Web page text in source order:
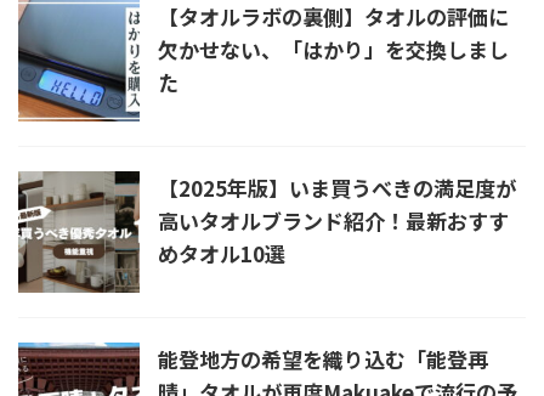
【タオルラボの裏側】タオルの評価に
欠かせない、「はかり」を交換しまし
た
【2025年版】いま買うべきの満足度が
高いタオルブランド紹介！最新おすす
めタオル10選
能登地方の希望を織り込む「能登再